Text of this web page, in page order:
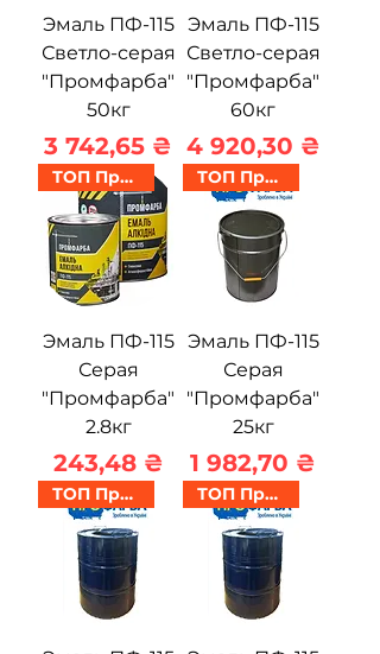
Эмаль ПФ-115
Светло-серая
"Промфарба"
50кг
Цена
3 742,65 ₴
Эмаль ПФ-115
Светло-серая
"Промфарба"
60кг
Цена
4 920,30 ₴
ТОП Продаж
Эмаль ПФ-115
Серая
"Промфарба"
2.8кг
Цена
243,48 ₴
ТОП Продаж
Эмаль ПФ-115
Серая
"Промфарба"
25кг
Цена
1 982,70 ₴
ТОП Продаж ТОП Продаж